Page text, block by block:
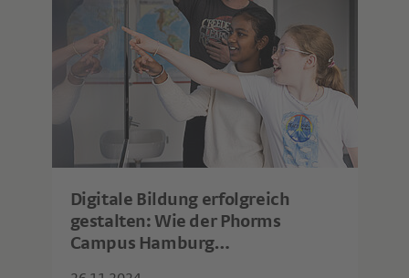
Digitale Bildung erfolgreich
gestalten: Wie der Phorms
Campus Hamburg